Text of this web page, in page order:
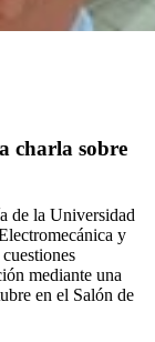
charla sobre
de la Universidad
y
mediante una
en el Salón de